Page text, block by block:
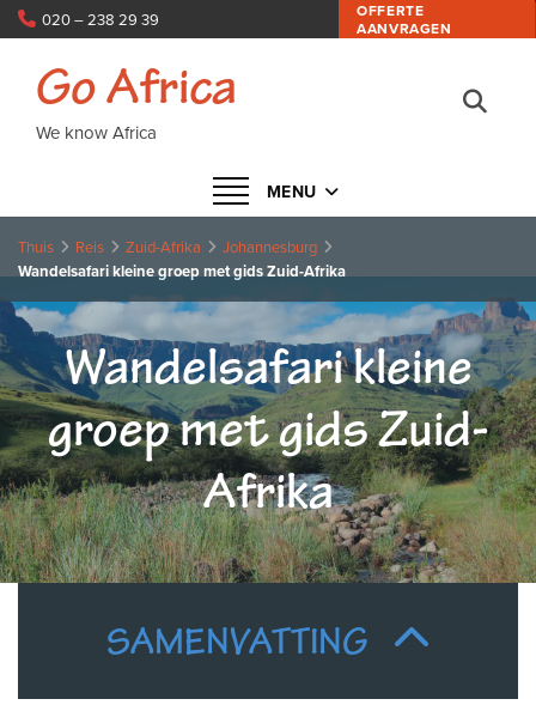
OFFERTE
AANVRAGEN
020 – 238 29 39
Navigatie in- of uitklappen
MENU
Go Africa
We know Africa
Thuis Reis Zuid-Afrika Johannesburg
Wandelsafari kleine groep met gids Zuid-Afrika
Wandelsafari kleine
groep met gids Zuid-
Afrika
SAMENVATTING